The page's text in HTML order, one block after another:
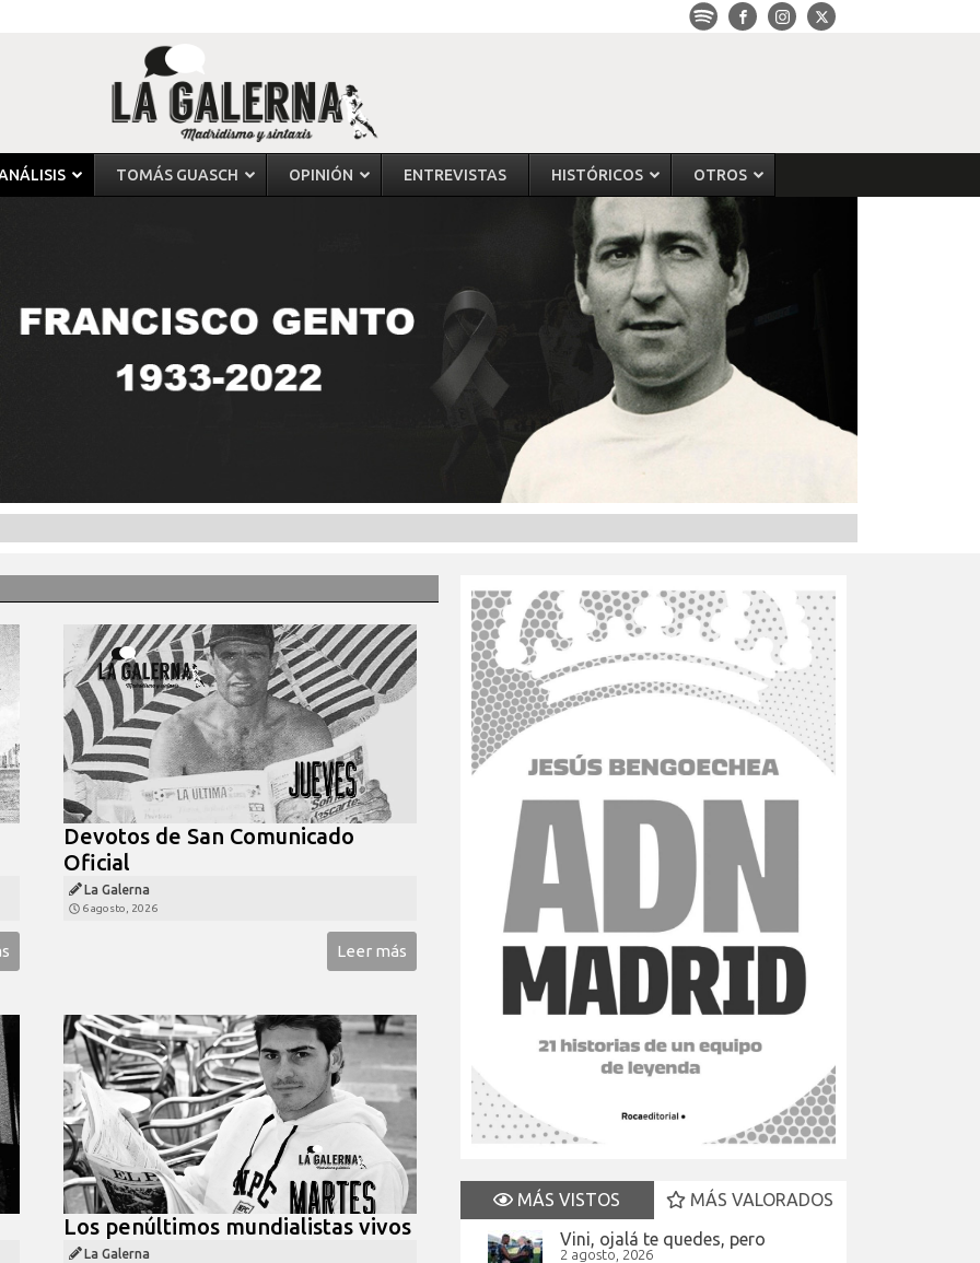
TOMÁS GUASCH OPINIÓN ENTREVISTAS HISTÓRICOS OTROS
Devotos de San Comunicado
Oficial
La Galerna
6 agosto, 2026
Leer más
Los penúltimos mundialistas vivos
La Galerna
MÁS VISTOS
MÁS VALORADOS
Vini, ojalá te quedes, pero
2 agosto, 2026